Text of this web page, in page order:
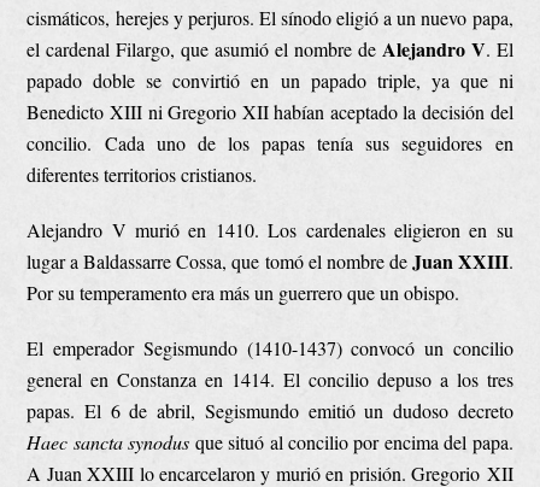
cismáticos, herejes y perjuros. El sínodo eligió a un nuevo papa,
el cardenal Filargo, que asumió el nombre de Alejandro V. El
papado doble se convirtió en un papado triple, ya que ni
Benedicto XIII ni Gregorio XII habían aceptado la decisión del
concilio. Cada uno de los papas tenía sus seguidores en
diferentes territorios cristianos.
Alejandro V murió en 1410. Los cardenales eligieron en su
lugar a Baldassarre Cossa, que tomó el nombre deJuan XXIII.
Por su temperamento era más un guerrero que un obispo.
El emperador Segismundo (1410-1437) convocó un concilio
general en Constanza en 1414. El concilio depuso a los tres
papas. El 6 de abril, Segismundo emitió un dudoso decreto
Haec sancta synodus que situó al concilio por encima del papa.
A Juan XXIII lo encarcelaron y murió en prisión. Gregorio XII